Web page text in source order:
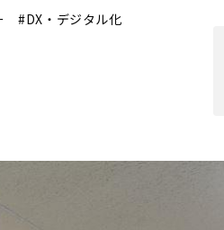
#DX・デジタル化